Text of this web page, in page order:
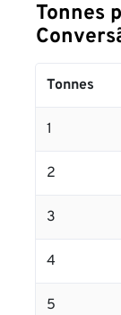
Tonnes
Tonnes
1
2
3
4
5